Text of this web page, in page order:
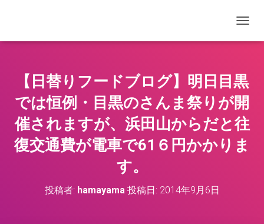
【日替りフードブログ】明日目黒
では恒例・目黒のさんま祭りが開
催されますが、浜田山からだと往
復交通費が電車で61６円かかりま
す。
投稿者: hamayama投稿日: 2014年9月6日